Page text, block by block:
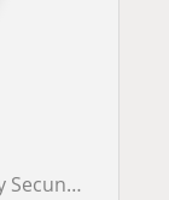
ciclo)